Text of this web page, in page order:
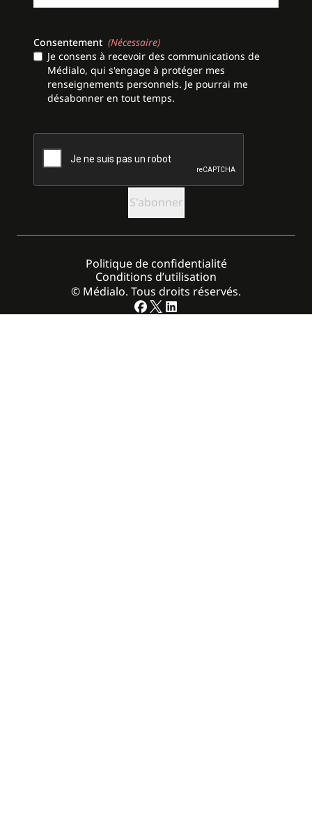
Consentement (Nécessaire)
Je consens à recevoir des communications de
Médialo, qui s'engage à protéger mes
renseignements personnels. Je pourrai me
désabonner en tout temps.
CAPTCHA
© Médialo. Tous droits réservés.
Politique de confidentialité
Conditions d’utilisation